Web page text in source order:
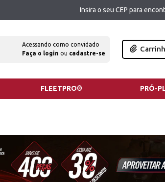
Insira o seu CEP para
Acessando como convidado
Faça o login ou cadastre-se
FLEETPRO® PRÓ-